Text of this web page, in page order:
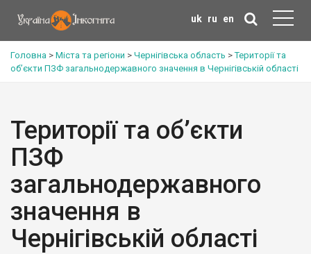
uk ru en
Головна > Міста та регіони > Чернігівська область >Території та
об’єкти ПЗФ загальнодержавного значення в Чернігівській області
Території та об’єкти
ПЗФ
загальнодержавного
значення в
Чернігівській області